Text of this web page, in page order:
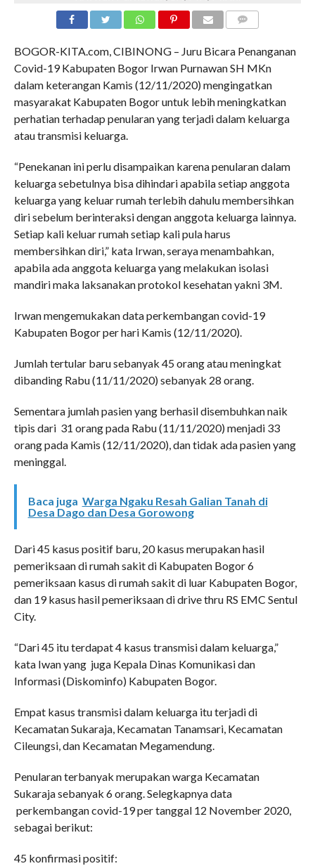
BOGOR-KITA.com, CIBINONG – Juru Bicara Penanganan
Covid-19 Kabupaten Bogor Irwan Purnawan SH MKn
dalam keterangan Kamis (12/11/2020) mengingatkan
masyarakat Kabupaten Bogor untuk lebih meningkatkan
perhatian terhadap penularan yang terjadi dalam keluarga
atau transmisi keluarga.
“Penekanan ini perlu disampaikan karena penularan dalam
keluarga sebetulnya bisa dihindari apabila setiap anggota
keluarga yang keluar rumah terlebih dahulu membersihkan
diri sebelum berinteraksi dengan anggota keluarga lainnya.
Setiap kali keluar rumah setiap kali pula harus
membersihkan diri,” kata Irwan, seraya menambahkan,
apabila ada anggota keluarga yang melakukan isolasi
mandiri maka laksanakan protokol kesehatan yakni 3M.
Irwan mengemukakan data perkembangan covid-19
Kabupaten Bogor per hari Kamis (12/11/2020).
Jumlah tertular baru sebanyak 45 orang atau meningkat
dibanding Rabu (11/11/2020) sebanyak 28 orang.
Sementara jumlah pasien yang berhasil disembuhkan naik
tipis dari 31 orang pada Rabu (11/11/2020) menjadi 33
orang pada Kamis (12/11/2020), dan tidak ada pasien yang
meninggal.
Baca juga Warga Ngaku Resah Galian Tanah di
Desa Dago dan Desa Gorowong
Dari 45 kasus positif baru, 20 kasus merupakan hasil
pemeriksaan di rumah sakit di Kabupaten Bogor 6
pemeriksaan kasus di rumah sakit di luar Kabupaten Bogor,
dan 19 kasus hasil pemeriksaan di drive thru RS EMC Sentul
City.
“Dari 45 itu terdapat 4 kasus transmisi dalam keluarga,”
kata Iwan yang juga Kepala Dinas Komunikasi dan
Informasi (Diskominfo) Kabupaten Bogor.
Empat kasus transmisi dalam keluarga itu terjadi di
Kecamatan Sukaraja, Kecamatan Tanamsari, Kecamatan
Cileungsi, dan Kecamatan Megamendung.
Penularan terbanyak merupakan warga Kecamatan
Sukaraja sebanyak 6 orang. Selegkapnya data
perkembangan covid-19 per tanggal 12 November 2020,
sebagai berikut:
45 konfirmasi positif: